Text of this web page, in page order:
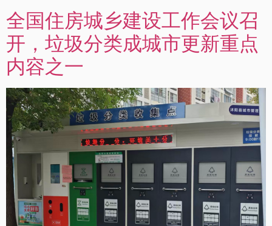
全国住房城乡建设工作会议召
开，垃圾分类成城市更新重点
内容之一